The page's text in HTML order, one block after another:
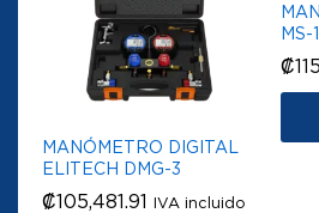
MANÓMETRO DIGITAL
ELITECH DMG-3
₡105,481.91 IVA incluido
₡